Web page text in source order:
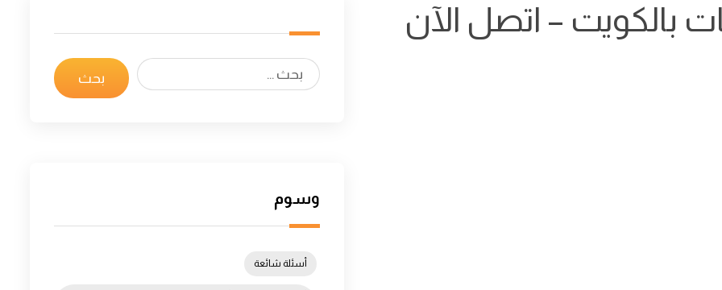
– اتصل الآن
وسوم
أسئلة شائعة